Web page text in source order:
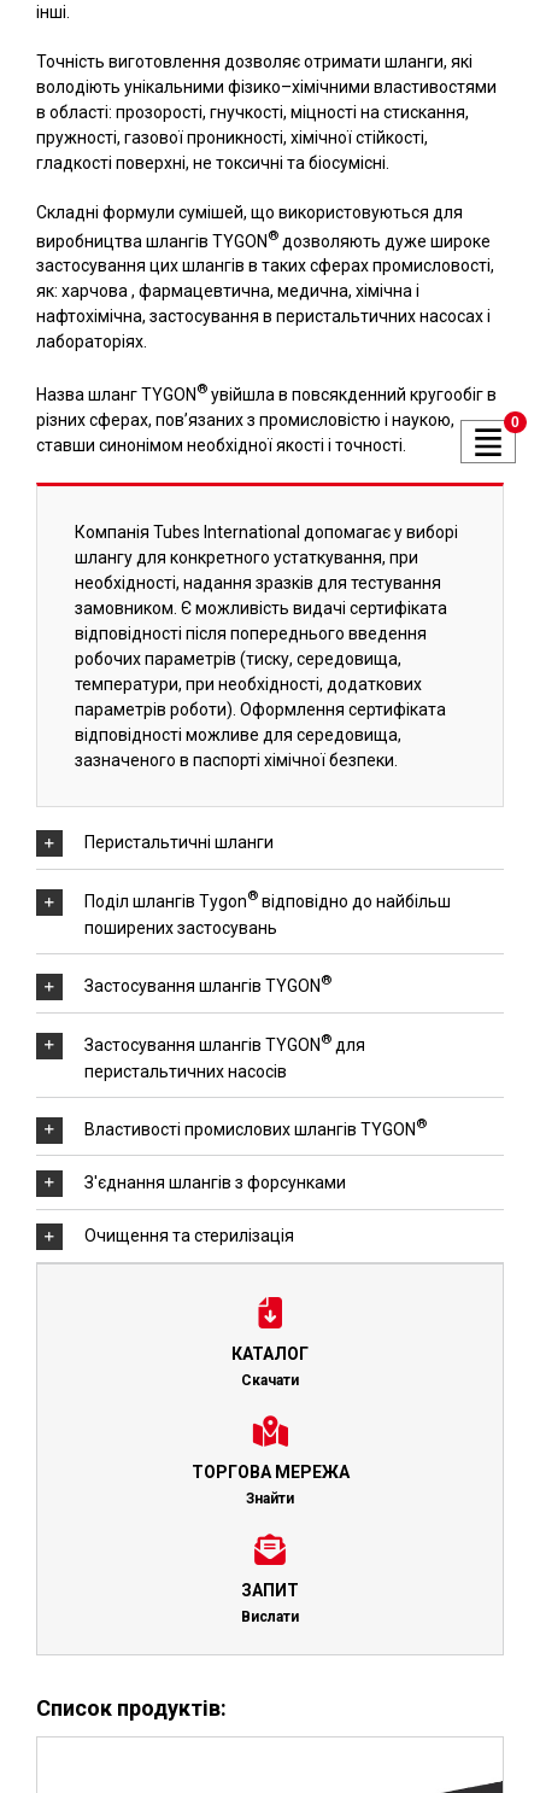
інші.
Точність виготовлення дозволяє отримати шланги, які
володіють унікальними фізико–хімічними властивостями
в області: прозорості, гнучкості, міцності на стискання,
пружності, газової проникності, хімічної стійкості,
гладкості поверхні, не токсичні та біосумісні.
Складні формули сумішей, що використовуються для
виробництва шлангів TYGON®дозволяють дуже широке
застосування цих шлангів в таких сферах промисловості,
як: харчова , фармацевтична, медична, хімічна і
нафтохімічна, застосування в перистальтичних насосах і
лабораторіях.
Назва шланг TYGON ®увійшла в повсякденний кругообіг в
різних сферах, пов’язаних з промисловістю і наукою,
ставши синонімом необхідної якості і точності.
Компанія Tubes International допомагає у виборі
шлангу для конкретного устаткування, при
необхідності, надання зразків для тестування
замовником. Є можливість видачі сертифіката
відповідності після попереднього введення
робочих параметрів (тиску, середовища,
температури, при необхідності, додаткових
параметрів роботи). Оформлення сертифіката
відповідності можливе для середовища,
зазначеного в паспорті хімічної безпеки.
Перистальтичні шланги
Поділ шлангів Tygon®відповідно до найбільш
поширених застосувань
Застосування шлангів TYGON ®
Застосування шлангів TYGON ®для
перистальтичних насосів
Властивості промислових шлангів TYGON®
З'єднання шлангів з форсунками
Очищення та стерилізація
КАТАЛОГ
Скачати
ТОРГОВА МЕРЕЖА
Знайти
ЗАПИТ
Вислати
Список продуктів:
0